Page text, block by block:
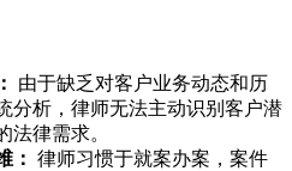
由于缺乏对客户业务动态和历
分析，律师无法主动识别客户潜
法律需求。
： 律师习惯于就案办案，案件